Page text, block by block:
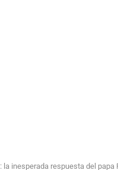
la inesperada respuesta del